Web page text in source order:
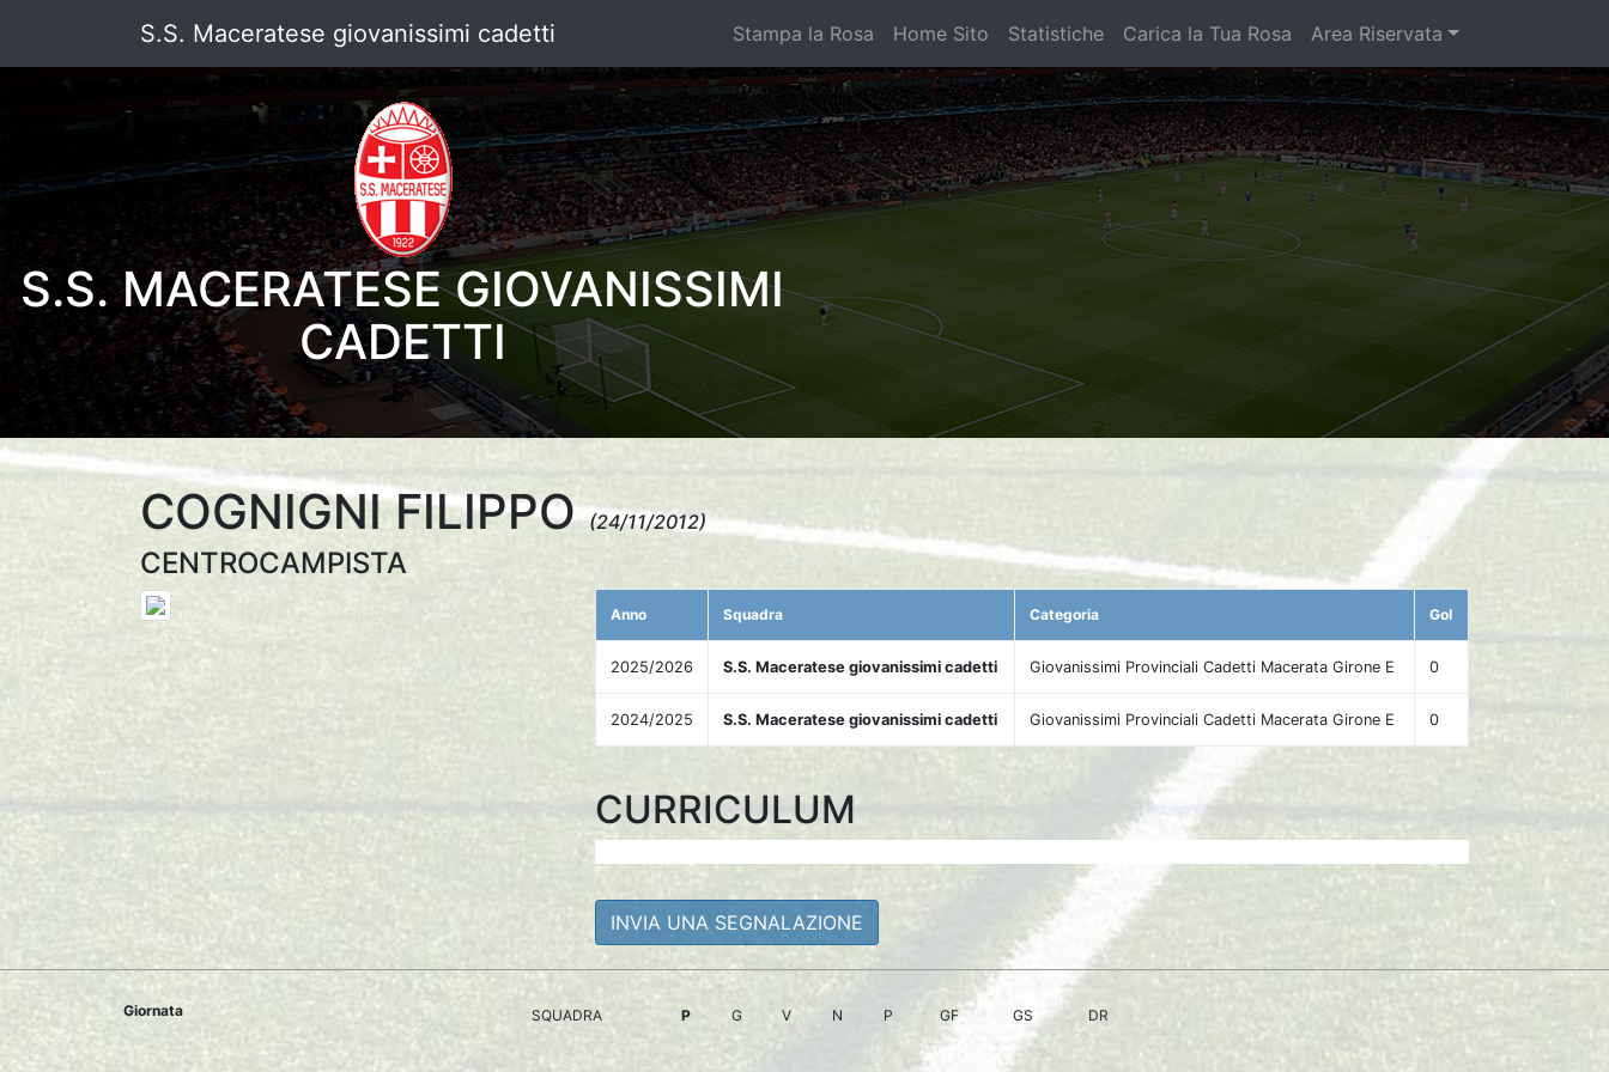
S.S. Maceratese giovanissimi cadetti Stampa la Rosa Home Sito Statistiche Carica la Tua Rosa Area Riservata
S.S. MACERATESE GIOVANISSIMI
CADETTI
COGNIGNI FILIPPO(24/11/2012)
CENTROCAMPISTA
Anno Squadra Categoria Gol
2025/2026 S.S. Maceratese giovanissimi cadetti Giovanissimi Provinciali Cadetti Macerata Girone E 0
2024/2025 S.S. Maceratese giovanissimi cadetti Giovanissimi Provinciali Cadetti Macerata Girone E 0
CURRICULUM
INVIA UNA SEGNALAZIONE
Giornata SQUADRA P G V N P GF GS DR